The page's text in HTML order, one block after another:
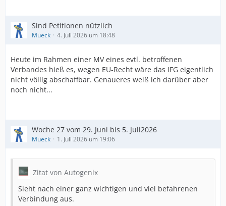
Sind Petitionen nützlich
Mueck 4. Juli 2026 um 18:48
Heute im Rahmen einer MV eines evtl. betroffenen
Verbandes hieß es, wegen EU-Recht wäre das IFG eigentlich
nicht völlig abschaffbar. Genaueres weiß ich darüber aber
noch nicht...
Woche 27 vom 29. Juni bis 5. Juli2026
Mueck 1. Juli 2026 um 19:06
Zitat von Autogenix
Sieht nach einer ganz wichtigen und viel befahrenen
Verbindung aus.